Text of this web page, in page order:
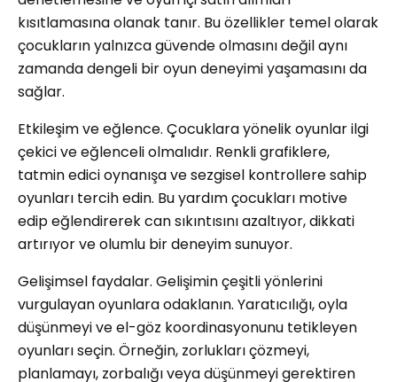
kısıtlamasına olanak tanır. Bu özellikler temel olarak
çocukların yalnızca güvende olmasını değil aynı
zamanda dengeli bir oyun deneyimi yaşamasını da
sağlar.
Etkileşim ve eğlence. Çocuklara yönelik oyunlar ilgi
çekici ve eğlenceli olmalıdır. Renkli grafiklere,
tatmin edici oynanışa ve sezgisel kontrollere sahip
oyunları tercih edin. Bu yardım çocukları motive
edip eğlendirerek can sıkıntısını azaltıyor, dikkati
artırıyor ve olumlu bir deneyim sunuyor.
Gelişimsel faydalar. Gelişimin çeşitli yönlerini
vurgulayan oyunlara odaklanın. Yaratıcılığı, oyla
düşünmeyi ve el-göz koordinasyonunu tetikleyen
oyunları seçin. Örneğin, zorlukları çözmeyi,
planlamayı, zorbalığı veya düşünmeyi gerektiren